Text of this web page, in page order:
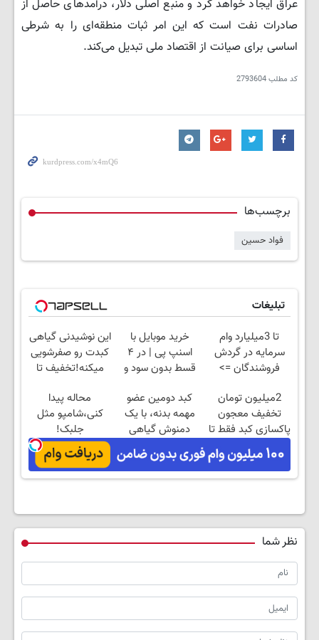
عراق ایجاد خواهد کرد و منبع اصلی دلار، درآمدهای حاصل از
صادرات نفت است که این امر ثبات منطقه‌ای را به شرطی
اساسی برای صیانت از اقتصاد ملی تبدیل می‌کند.
کد مطلب2793604
برچسب‌ها
فواد حسین
تبلیغات
تا 3میلیارد وام
سرمایه در گردش
فروشندگان =>
کن
خرید موبایل با
اسنپ پی | در ۴
قسط بدون سود و
این نوشیدنی گیاهی
کبدت رو صفرشویی
میکنه!تخفیف تا
2میلیون تومان
تخفیف معجون
پاکسازی کبد فقط تا
امشب
کبد دومین عضو
مهمه بدنه، با یک
دمنوش گیاهی
مراقبش باش
محاله پیدا
کنی،شامپو مثل
جلبک!
ضدریزش+رویش
مجدد40%تخفیف
نظر شما